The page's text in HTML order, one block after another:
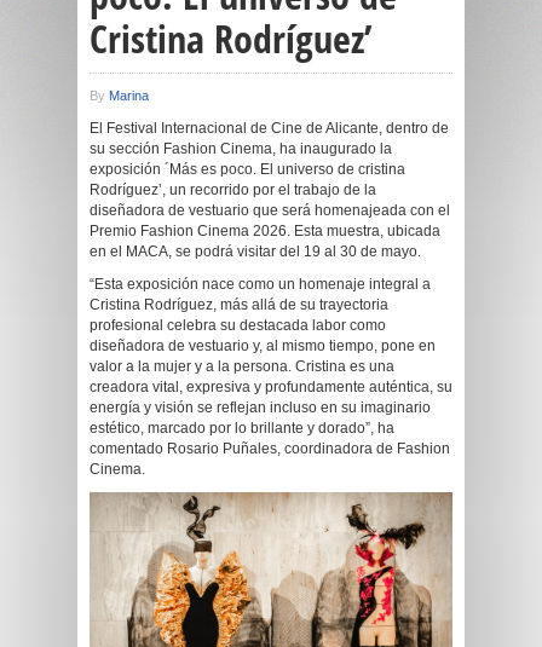
Cristina Rodríguez’
By Marina
El Festival Internacional de Cine de Alicante, dentro de
su sección Fashion Cinema, ha inaugurado la
exposición ´Más es poco. El universo de cristina
Rodríguez’, un recorrido por el trabajo de la
diseñadora de vestuario que será homenajeada con el
Premio Fashion Cinema 2026. Esta muestra, ubicada
en el MACA, se podrá visitar del 19 al 30 de mayo.
“Esta exposición nace como un homenaje integral a
Cristina Rodríguez, más allá de su trayectoria
profesional celebra su destacada labor como
diseñadora de vestuario y, al mismo tiempo, pone en
valor a la mujer y a la persona. Cristina es una
creadora vital, expresiva y profundamente auténtica, su
energía y visión se reflejan incluso en su imaginario
estético, marcado por lo brillante y dorado”, ha
comentado Rosario Puñales, coordinadora de Fashion
Cinema.